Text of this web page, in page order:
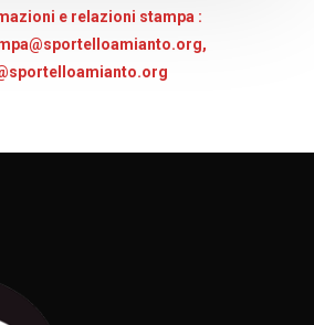
e relazioni stampa :